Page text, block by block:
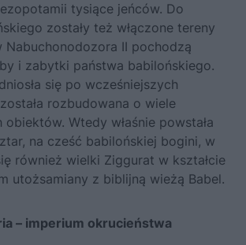
tysiące jeńców. Do
zostały też włączone tereny
Nabuchonodozora II pochodzą
i zabytki państwa babilońskiego.
się po wcześniejszych
rozbudowana o wiele
Wtedy właśnie powstała
na cześć babilońskiej bogini, w
również wielki Ziggurat w kształcie
utożsamiany z biblijną wieżą Babel.
– imperium okrucieństwa